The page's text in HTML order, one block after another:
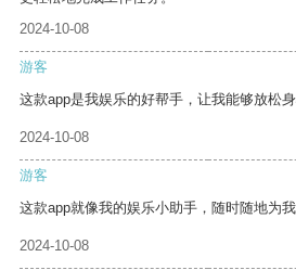
2024-10-08
游客
这款app是我娱乐的好帮手，让我能够放松身
2024-10-08
游客
这款app就像我的娱乐小助手，随时随地为我
2024-10-08